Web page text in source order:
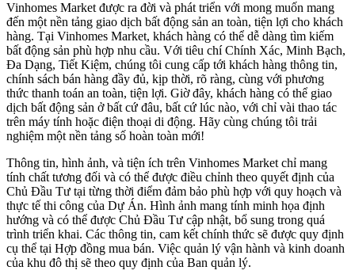
Vinhomes Market được ra đời và phát triển với mong muốn mang
đến một nền tảng giao dịch bất động sản an toàn, tiện lợi cho khách
hàng. Tại Vinhomes Market, khách hàng có thể dễ dàng tìm kiếm
bất động sản phù hợp nhu cầu. Với tiêu chí Chính Xác, Minh Bạch,
Đa Dạng, Tiết Kiệm, chúng tôi cung cấp tới khách hàng thông tin,
chính sách bán hàng đầy đủ, kịp thời, rõ ràng, cùng với phương
thức thanh toán an toàn, tiện lợi. Giờ đây, khách hàng có thể giao
dịch bất động sản ở bất cứ đâu, bất cứ lúc nào, với chỉ vài thao tác
trên máy tính hoặc điện thoại di động. Hãy cùng chúng tôi trải
nghiệm một nền tảng số hoàn toàn mới!
Thông tin, hình ảnh, và tiện ích trên Vinhomes Market chỉ mang
tính chất tương đối và có thể được điều chỉnh theo quyết định của
Chủ Đầu Tư tại từng thời điểm đảm bảo phù hợp với quy hoạch và
thực tế thi công của Dự Án. Hình ảnh mang tính minh họa định
hướng và có thể được Chủ Đầu Tư cập nhật, bổ sung trong quá
trình triển khai. Các thông tin, cam kết chính thức sẽ được quy định
cụ thể tại Hợp đồng mua bán. Việc quản lý vận hành và kinh doanh
của khu đô thị sẽ theo quy định của Ban quản lý.